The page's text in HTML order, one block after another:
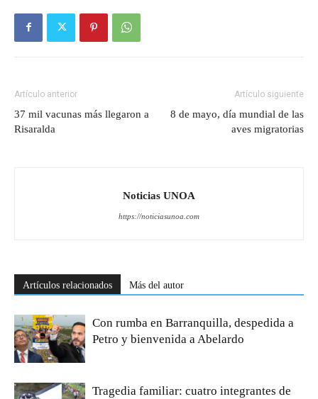
Artículo anterior
37 mil vacunas más llegaron a
Risaralda
Artículo siguiente
8 de mayo, día mundial de las
aves migratorias
Noticias UNOA
https://noticiasunoa.com
Artículos relacionados Más del autor
Con rumba en Barranquilla, despedida a
Petro y bienvenida a Abelardo
Tragedia familiar: cuatro integrantes de